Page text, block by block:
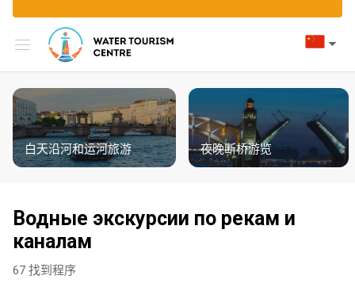
白天沿河和运河旅游 夜晚断桥游览
Водные экскурсии по рекам и
каналам
67 找到程序
向
天
沿
河
河
旅
位
清
單
在
地
图
上
选
择
阿
尼
奇
趣
好
音
乐
乘
船
和
格
700
₽
900
₽
₽
1200
₽
间
1.5
小
时
个
小
时
快
Single
deck
Catamaran
Hydrofoil
上
務
Audioguide
Night
drawing
bridges
Guide
類:
歡
迎
程
价
格
按